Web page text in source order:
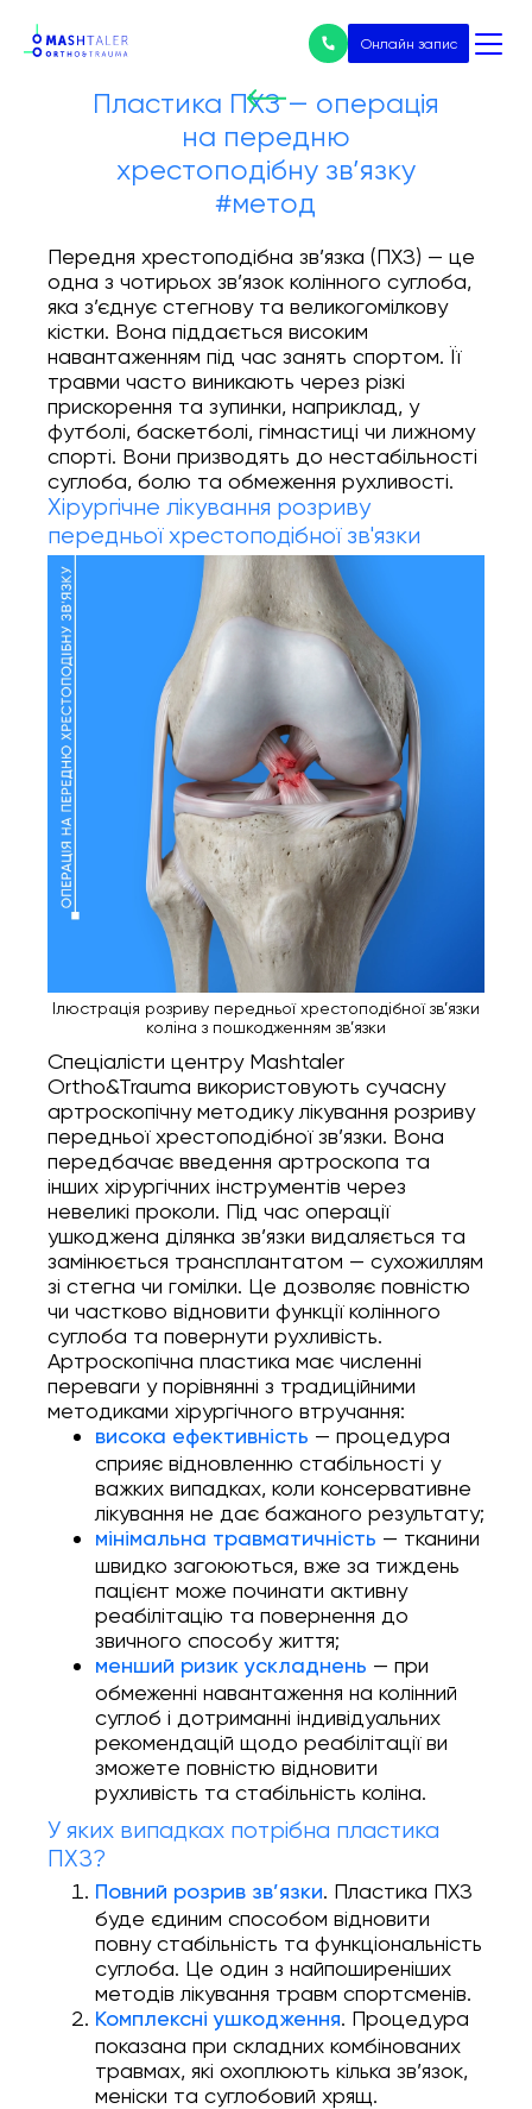
Онлайн запис
знайдено
Послуги
Всі послуги
Ціни
Ендопротезування
Лікування артрозу
Артроскопія
Онлайн Запис
Повний спектр ортопедичних послуг від
діагностики до реабілітації. Надаємо
допомогу при пошкодженнях і
захворюваннях суглобів, а також при
спортивних травмах.
INSTAGRAM
FACEBOOK
Пластика ПХЗ — операція
на передню
хрестоподібну зв’язку
#метод
Передня хрестоподібна зв’язка (ПХЗ) — це
одна з чотирьох зв’язок колінного суглоба,
яка з’єднує стегнову та великогомілкову
кістки. Вона піддається високим
навантаженням під час занять спортом. Її
травми часто виникають через різкі
прискорення та зупинки, наприклад, у
футболі, баскетболі, гімнастиці чи лижному
спорті. Вони призводять до нестабільності
суглоба, болю та обмеження рухливості.
Хірургічне лікування розриву
передньої хрестоподібної зв'язки
Ілюстрація розриву передньої хрестоподібної зв’язки
коліна з пошкодженням зв’язки
Спеціалісти центру Mashtaler
Ortho&Trauma використовують сучасну
артроскопічну методику лікування розриву
передньої хрестоподібної зв’язки. Вона
передбачає введення артроскопа та
інших хірургічних інструментів через
невеликі проколи. Під час операції
ушкоджена ділянка зв’язки видаляється та
замінюється трансплантатом — сухожиллям
зі стегна чи гомілки. Це дозволяє повністю
чи частково відновити функції колінного
суглоба та повернути рухливість.
Артроскопічна пластика має численні
переваги у порівнянні з традиційними
методиками хірургічного втручання:
висока ефективність — процедура
сприяє відновленню стабільності у
важких випадках, коли консервативне
лікування не дає бажаного результату;
мінімальна травматичність — тканини
швидко загоюються, вже за тиждень
пацієнт може починати активну
реабілітацію та повернення до
звичного способу життя;
менший ризик ускладнень — при
обмеженні навантаження на колінний
суглоб і дотриманні індивідуальних
рекомендацій щодо реабілітації ви
зможете повністю відновити
рухливість та стабільність коліна.
У яких випадках потрібна пластика
ПХЗ?
Повний розрив зв’язки. Пластика ПХЗ
буде єдиним способом відновити
повну стабільність та функціональність
суглоба. Це один з найпоширеніших
методів лікування травм спортсменів.
Комплексні ушкодження. Процедура
показана при складних комбінованих
травмах, які охоплюють кілька зв’язок,
меніски та суглобовий хрящ.